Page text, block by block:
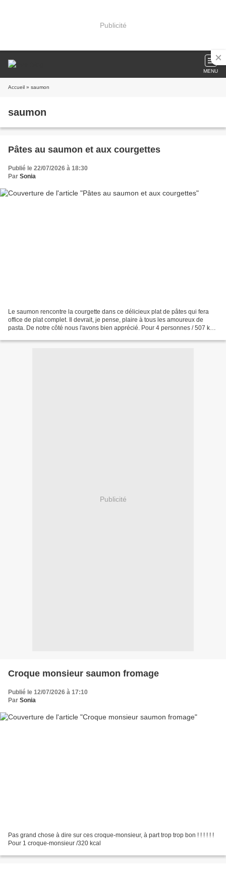
Publicité
MENU
Accueil » saumon
saumon
Pâtes au saumon et aux courgettes
Publié le 22/07/2026 à 18:30
Par Sonia
Le saumon rencontre la courgette dans ce délicieux plat de pâtes qui fera
office de plat complet. Il devrait, je pense, plaire à tous les amoureux de
pasta. De notre côté nous l'avons bien apprécié. Pour 4 personnes / 507 kcal
Publicité
Croque monsieur saumon fromage
Publié le 12/07/2026 à 17:10
Par Sonia
Pas grand chose à dire sur ces croque-monsieur, à part trop trop bon ! ! ! ! ! !
Pour 1 croque-monsieur /320 kcal